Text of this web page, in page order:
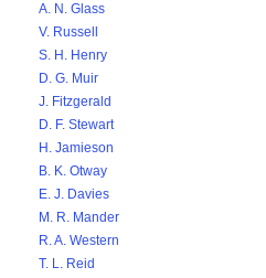
A. N. Glass
V. Russell
S. H. Henry
D. G. Muir
J. Fitzgerald
D. F. Stewart
H. Jamieson
B. K. Otway
E. J. Davies
M. R. Mander
R. A. Western
T. L. Reid